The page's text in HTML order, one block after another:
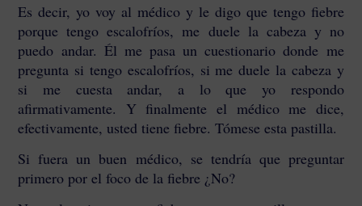
Es decir, yo voy al médico y le digo que tengo fiebre
porque tengo escalofríos, me duele la cabeza y no
puedo andar. Él me pasa un cuestionario donde me
pregunta si tengo escalofríos, si me duele la cabeza y
si me cuesta andar, a lo que yo respondo
afirmativamente. Y finalmente el médico me dice,
efectivamente, usted tiene fiebre. Tómese esta pastilla.
Si fuera un buen médico, se tendría que preguntar
primero por el foco de la fiebre ¿No?